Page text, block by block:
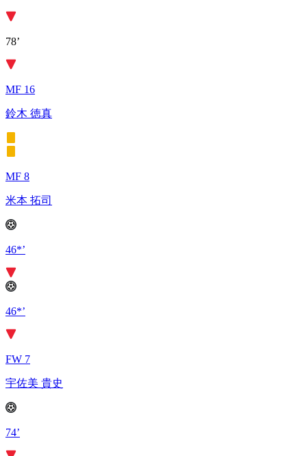
78’
MF 16
鈴木 徳真
MF 8
米本 拓司
46*’
46*’
FW 7
宇佐美 貴史
74’